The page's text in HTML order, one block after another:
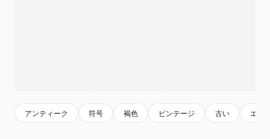
アンティーク 符号 褐色 ビンテージ 古い エレ